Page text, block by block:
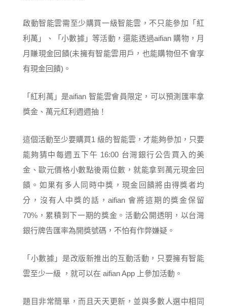
啟動智能雲需至少購買一級智能雲，不只能參加「紅
利萬」、「小數據」等活動，還能透過aifian 購物，月
月賺現金回饋(未擁有智能雲用戶，也能購物但不會享
有現金回饋)。
「紅利萬」是aifian 智能雲會員限定，可以預測匯率拿
獎金、萬元紅利週週抽！
這個活動至少要購買1 級的智能雲，才能夠參加，只要
能夠猜中每週五下午 16:00 台灣銀行公告買入的美
金、歐元價格小數點後兩位數，就能拿到萬元現金回
饋。如果有多人同時中獎，現金回饋將由得獎者均
分，沒有人中獎的話，aifian 會將這期的獎金保留
70%，累積到下一期的獎金。活動公開透明，以台灣
銀行牌告匯率為開獎號碼，不怕有作弊嫌疑。
「小數據」是改版新推出的互動活動，只要擁有智能
雲至少一級 ，就可以在 aifian App 上參加活動。
題目非常簡單，而且天天更新，並與多數人選中相同